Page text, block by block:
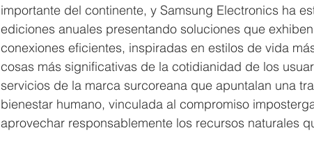
importante del continente, y Samsung Electronics ha
ediciones anuales presentando soluciones que
conexiones eficientes, inspiradas en estilos de vida
cosas más significativas de la cotidianidad de los
servicios de la marca surcoreana que apuntalan una
bienestar humano, vinculada al compromiso
aprovechar responsablemente los recursos naturales